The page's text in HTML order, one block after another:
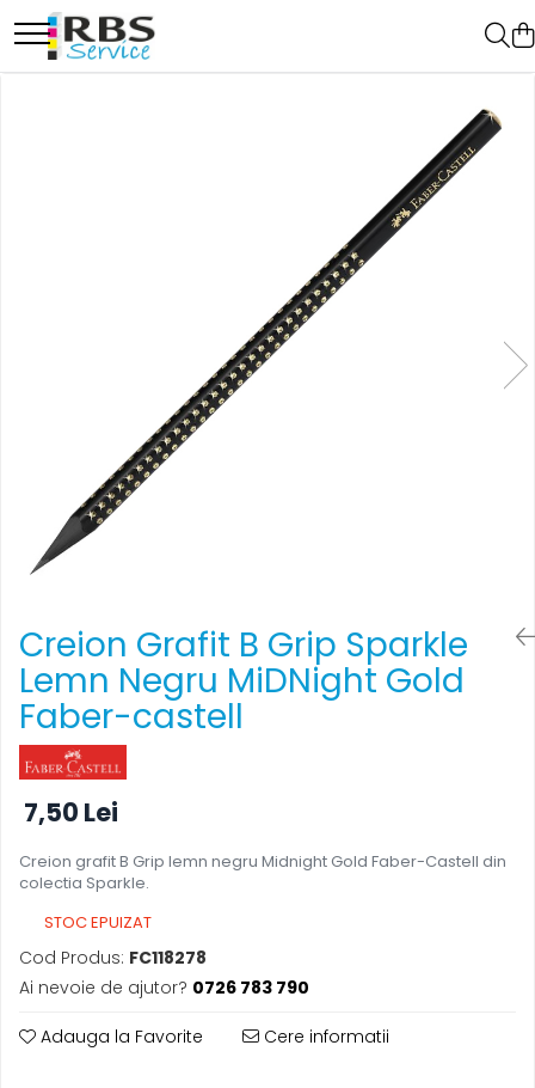
Magazin Online
Multifunctionale cu cerneala
Multifunctionale Laser
Multifunctionale LED
Scanere de birou
Scanere portabile
Scanere format mare
Consumabile
Cartușe
Flacoane Cerneală
Cilindrii / Drum Unit
Unitate Transfer / Belt Unit
Containere reziduale
Consumabile echipamente de
etichetat
Benzi Brother P-Touch
Role Brother DK
Role Termice și Riboane
Role Brother CZ
Alte Consumabile
Echipamente de etichetare &
coduri de bare
Creion Grafit B Grip Sparkle
Lemn Negru MiDNight Gold
Faber-castell
7,50 Lei
Creion grafit B Grip lemn negru Midnight Gold Faber-Castell din
colectia Sparkle.
STOC EPUIZAT
Cod Produs: FC118278
Ai nevoie de ajutor? 0726 783 790
Adauga la Favorite Cere informatii